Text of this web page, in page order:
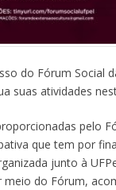
do Fórum Social
suas atividades
pelo
que tem por
junto à
meio do Fórum,